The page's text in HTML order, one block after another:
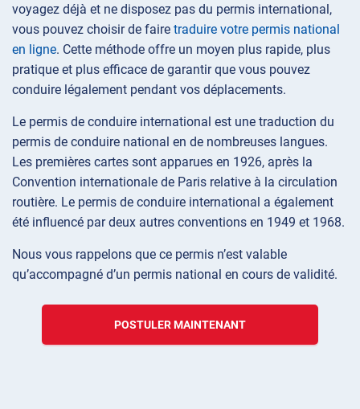
voyagez déjà et ne disposez pas du permis international,
vous pouvez choisir de faire traduire votre permis national
en ligne. Cette méthode offre un moyen plus rapide, plus
pratique et plus efficace de garantir que vous pouvez
conduire légalement pendant vos déplacements.
Le permis de conduire international est une traduction du
permis de conduire national en de nombreuses langues.
Les premières cartes sont apparues en 1926, après la
Convention internationale de Paris relative à la circulation
routière. Le permis de conduire international a également
été influencé par deux autres conventions en 1949 et 1968.
Nous vous rappelons que ce permis n’est valable
qu’accompagné d’un permis national en cours de validité.
POSTULER MAINTENANT